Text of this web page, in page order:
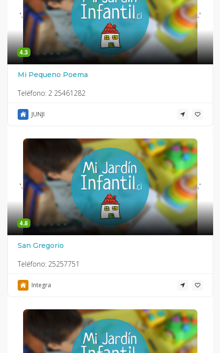
'. .'
4.3
Mi Pequeno Poema
Teléfono: 2 25461282
JUNJI
'. .'
4.8
San Gregorio
Teléfono: 25257751
Integra